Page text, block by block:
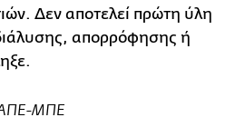
Δεν αποτελεί πρώτη ύλη
απορρόφησης ή
ΑΠΕ-ΜΠΕ